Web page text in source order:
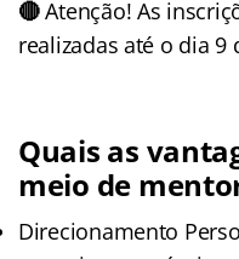
🔴Atenção! As
realizadas até o dia 9
Quais as
meio de
Direcionamento